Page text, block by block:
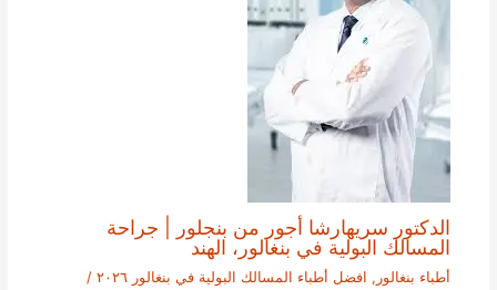
الدكتور سريهارشا أجور من بنجلور | جراحة
المسالك البولية في بنغالور، الهند
أطباء بنغالور , افضل أطباء المسالك البولية في بنغالور ٢٠٢٦
/